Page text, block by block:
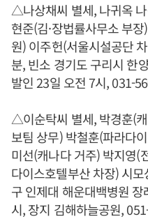
△나상채씨 별세, 나귀옥
현준(김·장법률사무소 부
원) 이주헌(서울시설공단
분, 빈소 경기도 구리시 한
발인 23일 오전 7시, 031-
△이순탁씨 별세, 박경훈(
보팀 상무) 박철훈(파라다
미선(캐나다 거주) 박지영(
다이스호텔부산 차장) 시
구 인제대 해운대백병원
시, 장지 김해하늘공원,